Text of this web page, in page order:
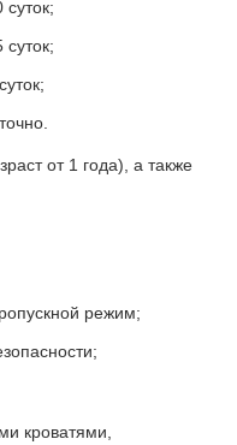
от 1 года), а также
режим;
кроватями,